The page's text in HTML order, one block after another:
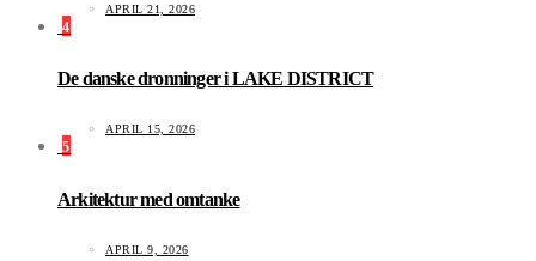
APRIL 21, 2026
4
De danske dronninger i LAKE DISTRICT
APRIL 15, 2026
5
Arkitektur med omtanke
APRIL 9, 2026